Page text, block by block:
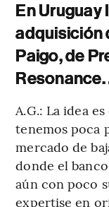
En Uruguay
adquisición
Paigo, de
A.G.: La idea
tenemos poca
mercado de
donde el
aún con poco
expertise en